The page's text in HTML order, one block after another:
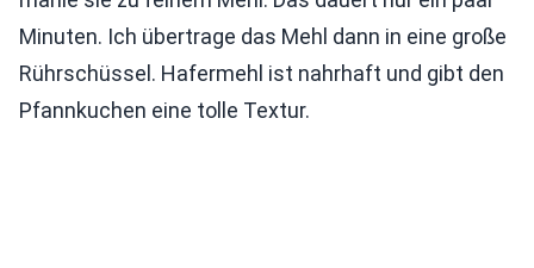
Minuten. Ich übertrage das Mehl dann in eine große
Rührschüssel. Hafermehl ist nahrhaft und gibt den
Pfannkuchen eine tolle Textur.